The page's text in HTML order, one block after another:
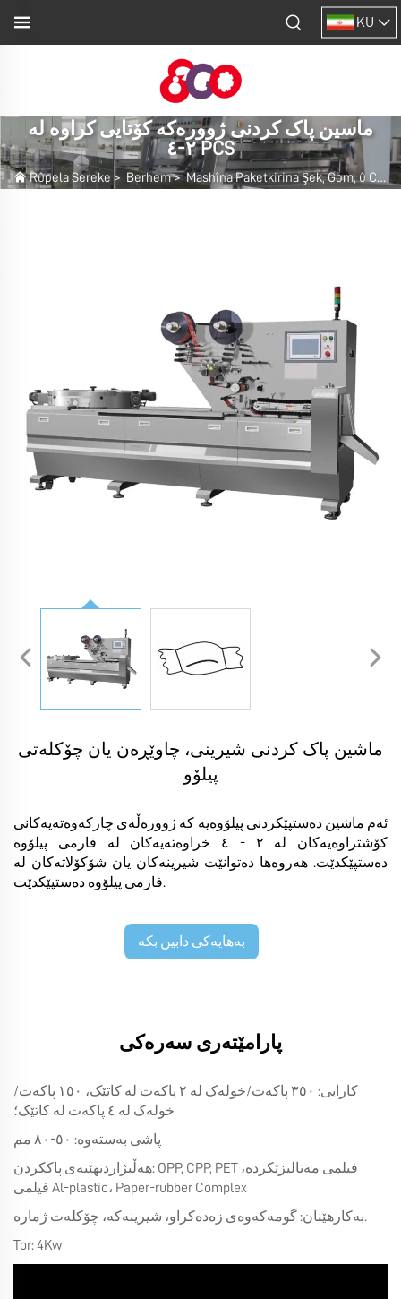
KU
ماسین پاک کردنی ژوورەکە کۆتایی کراوە لە
٢-٤ PCS
Rûpela Sereke > Berhem>Mashîna Paketkirina Şek, Gom, û Ciçoklate
ماشین پاک کردنی شیرینی، چاوێڕەن یان چۆکلەتی
پیلۆو
ئەم ماشین دەستپێکردنی پیلۆوەیە کە ژوورەڵەی چارکەوەتەیەکانی
کۆشتراوەیەکان لە ٢ - ٤ خراوەتەیەکان لە فارمی پیلۆوە
دەستپێکدێت. هەروەها دەتوانێت شیرینەکان یان شۆکۆلاتەکان لە
فارمی پیلۆوە دەستپێکدێت.
بەهایەکی دابین بکە
پارامێتەری سەرەکی
کارایی: ٣٥٠ پاکەت/خولەک لە ٢ پاکەت لە کاتێک، ١٥٠ پاکەت/
خولەک لە ٤ پاکەت لە کاتێک؛
پاشی بەستەوە: ٥٠-٨٠ مم
هەڵبژاردنهێنەی پاککردن: OPP, CPP, PET فیلمی مەتالیزێکرده،
فیلمی Al-plastic، Paper-rubber Complex
بەکارهێنان: گومەکەوەی زەدەکراو، شیرینەکە، چۆکلەت ژمارە.
Tor: 4Kw